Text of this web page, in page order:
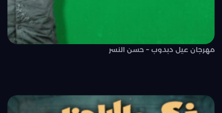
مهرجان عيل دبدوب – حسن النسر